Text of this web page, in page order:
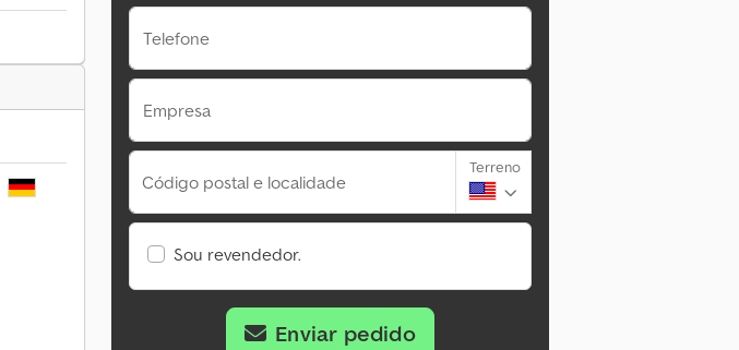
Telefone
Empresa
Código postal e localidade
Terreno
Sou revendedor.
Enviar pedido